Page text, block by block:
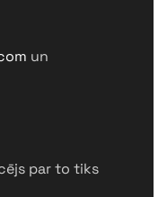
un
par to tiks